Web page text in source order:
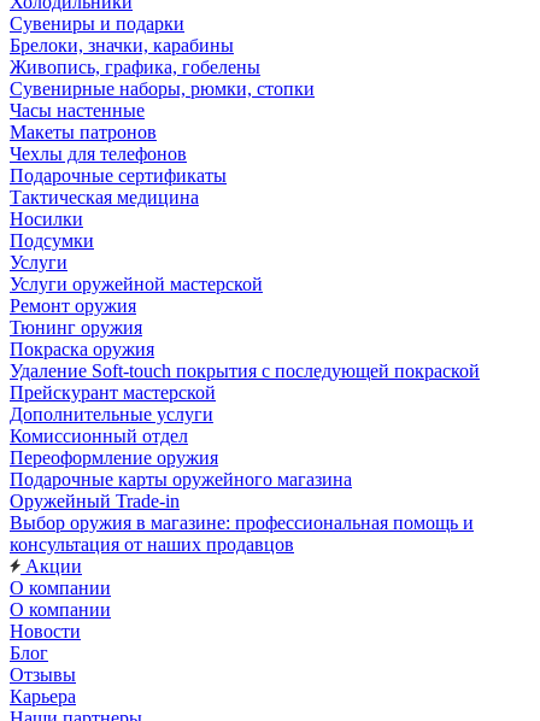
Сувениры и подарки
Брелоки, значки, карабины
Живопись, графика, гобелены
Сувенирные наборы, рюмки, стопки
Часы настенные
Макеты патронов
Чехлы для телефонов
Подарочные сертификаты
Тактическая медицина
Носилки
Подсумки
Услуги
Услуги оружейной мастерской
Ремонт оружия
Тюнинг оружия
Покраска оружия
Удаление Soft-touch покрытия с последующей покраской
Прейскурант мастерской
Дополнительные услуги
Комиссионный отдел
Переоформление оружия
Подарочные карты оружейного магазина
Оружейный Trade-in
Выбор оружия в магазине: профессиональная помощь и
консультация от наших продавцов
Акции
О компании
О компании
Новости
Блог
Отзывы
Карьера